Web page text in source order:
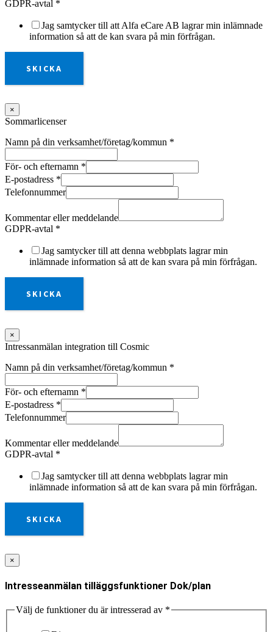
GDPR-avtal *
Jag samtycker till att Alfa eCare AB lagrar min inlämnade
information så att de kan svara på min förfrågan.
SKICKA
×
Sommarlicenser
Namn på din verksamhet/företag/kommun *
För- och efternamn *
E-postadress *
Telefonnummer
Kommentar eller meddelande
GDPR-avtal *
Jag samtycker till att denna webbplats lagrar min
inlämnade information så att de kan svara på min förfrågan.
SKICKA
×
Intressanmälan integration till Cosmic
Namn på din verksamhet/företag/kommun *
För- och efternamn *
E-postadress *
Telefonnummer
Kommentar eller meddelande
GDPR-avtal *
Jag samtycker till att denna webbplats lagrar min
inlämnade information så att de kan svara på min förfrågan.
SKICKA
×
Intresseanmälan tilläggsfunktioner Dok/plan
Välj de funktioner du är intresserad av *